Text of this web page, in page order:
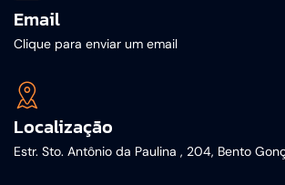
Email
Clique para enviar um email
Localização
Estr. Sto. Antônio da Paulina , 204, Bento